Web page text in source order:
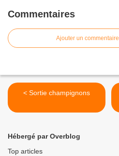
Commentaires
Ajouter un commentaire
< Sortie champignons
Hébergé par Overblog
Top articles